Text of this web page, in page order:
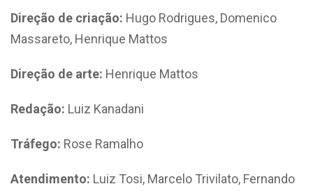
Direção de criação: Hugo Rodrigues, Domenico
Massareto, Henrique Mattos
Direção de arte: Henrique Mattos
Redação: Luiz Kanadani
Tráfego: Rose Ramalho
Atendimento: Luiz Tosi, Marcelo Trivilato, Fernando